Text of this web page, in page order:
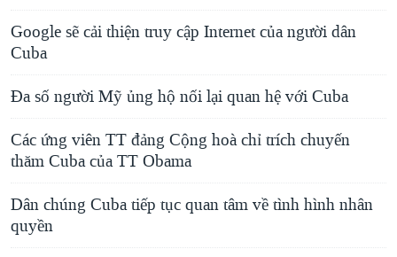
Google sẽ cải thiện truy cập Internet của người dân
Cuba
Đa số người Mỹ ủng hộ nối lại quan hệ với Cuba
Các ứng viên TT đảng Cộng hoà chỉ trích chuyến
thăm Cuba của TT Obama
Dân chúng Cuba tiếp tục quan tâm về tình hình nhân
quyền